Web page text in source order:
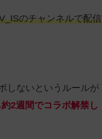
のチャンネルで配信
しないというルールが
約2週間でコラボ解禁し